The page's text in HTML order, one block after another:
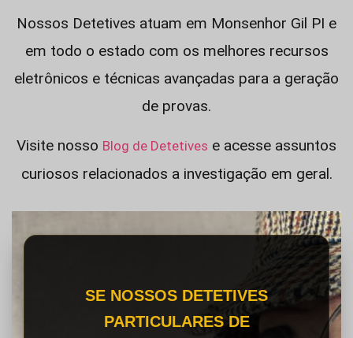
Nossos Detetives atuam em Monsenhor Gil PI e
em todo o estado com os melhores recursos
eletrônicos e técnicas avançadas para a geração
de provas.
Visite nosso Blog de Detetives e acesse assuntos
curiosos relacionados a investigação em geral.
SE NOSSOS DETETIVES
PARTICULARES DE